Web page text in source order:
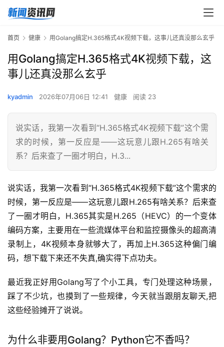
首页 健康 用Golang搞定H.365格式4K视频下载，这事儿还真没那么玄乎
用Golang搞定H.365格式4K视频下载，这
事儿还真没那么玄乎
kyadmin 2026年07月06日 12:41 健康 阅读 23
说实话，我第一次看到“H.365格式4K视频下载”这个需
求的时候，第一反应是——这玩意儿跟H.265有啥关
系？后来查了一圈才明白，H.3...
说实话，我第一次看到“H.365格式4K视频下载”这个需求的
时候，第一反应是——这玩意儿跟H.265有啥关系？后来查
了一圈才明白，H.365其实是H.265（HEVC）的一个变体
编码方案，主要用在一些流媒体平台和监控摄像头的超高清
录制上，4K视频本身就够大了，再加上H.365这种偏门编
码，想下载下来还不失真,确实得下点功夫。
最近我正好用Golang写了个小工具，专门处理这种场景，
踩了不少坑，也摸到了一些规律，今天就当跟朋友聊天,把
这些经验摊开了说说。
为什么非要用Golang？Python它不香吗？